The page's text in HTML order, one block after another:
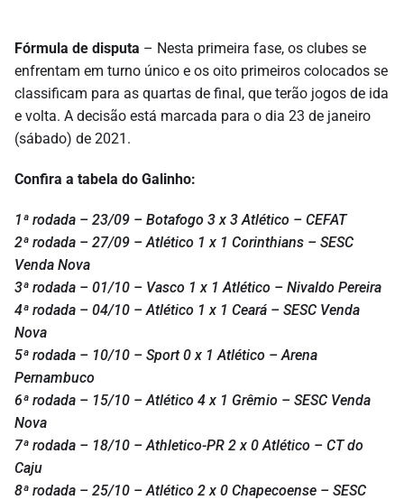
Fórmula de disputa – Nesta primeira fase, os clubes se
enfrentam em turno único e os oito primeiros colocados se
classificam para as quartas de final, que terão jogos de ida
e volta. A decisão está marcada para o dia 23 de janeiro
(sábado) de 2021.
Confira a tabela do Galinho:
1ª rodada – 23/09 – Botafogo 3 x 3 Atlético – CEFAT
2ª rodada – 27/09 – Atlético 1 x 1 Corinthians – SESC
Venda Nova
3ª rodada – 01/10 – Vasco 1 x 1 Atlético – Nivaldo Pereira
4ª rodada – 04/10 – Atlético 1 x 1 Ceará – SESC Venda
Nova
5ª rodada – 10/10 – Sport 0 x 1 Atlético – Arena
Pernambuco
6ª rodada – 15/10 – Atlético 4 x 1 Grêmio – SESC Venda
Nova
7ª rodada – 18/10 – Athletico-PR 2 x 0 Atlético – CT do
Caju
8ª rodada – 25/10 – Atlético 2 x 0 Chapecoense – SESC